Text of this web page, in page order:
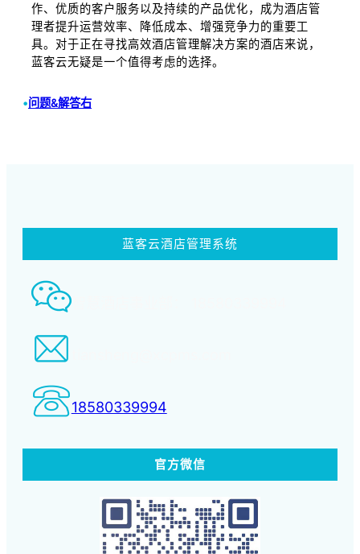
作、优质的客户服务以及持续的产品优化，成为酒店管
理者提升运营效率、降低成本、增强竞争力的重要工
具。对于正在寻找高效酒店管理解决方案的酒店来说，
蓝客云无疑是一个值得考虑的选择。
•问题&解答右
蓝客云酒店管理系统
智慧酒店事业部： 18580339994
18580339994
官方微信